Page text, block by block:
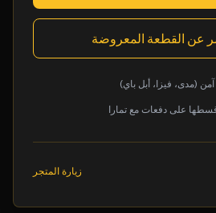
عن القطعة المعروضة
(مدى، فيزا، أبل باي)
على دفعات مع تمارا
زيارة المتجر